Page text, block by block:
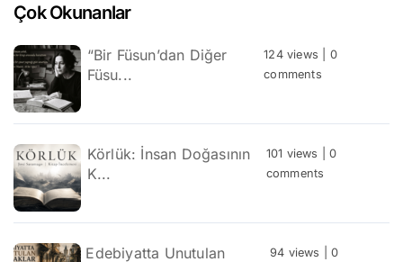
Çok Okunanlar
“Bir Füsun’dan Diğer
Füsu...
124 views
0
comments
Körlük: İnsan Doğasının
K...
101 views |0
comments
Edebiyatta Unutulan
94 views |0